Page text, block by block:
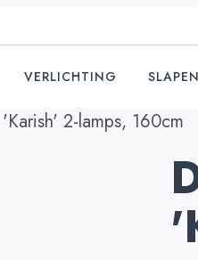
VERLICHTING SLAPEN
2-lamps, 160cm